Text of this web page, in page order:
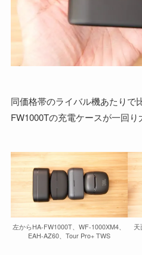
同価格帯のライバル機あたりで
FW1000Tの充電ケースが一回り
左からHA-FW1000T、WF-1000XM4、
EAH-AZ60、Tour Pro+ TWS